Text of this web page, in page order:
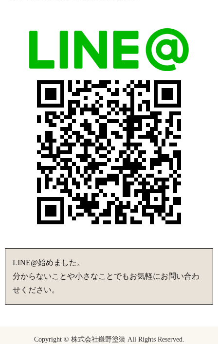
LINE@始めました。
分からないことや小さなことでもお気軽にお問い合わ
せください。
Copyright © 株式会社鎌野塗装 All Rights Reserved.